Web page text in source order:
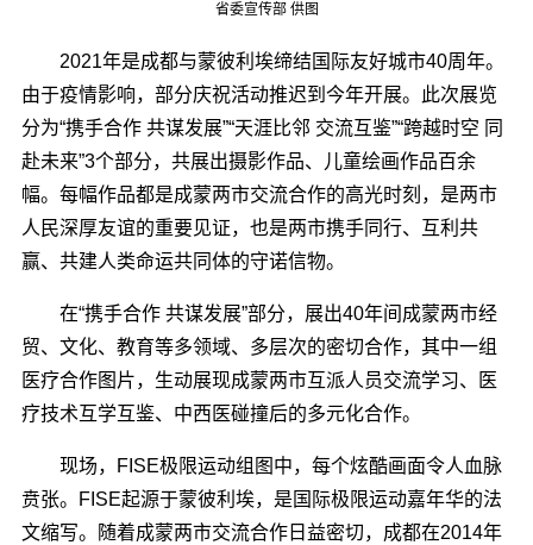
省委宣传部 供图
2021年是成都与蒙彼利埃缔结国际友好城市40周年。
由于疫情影响，部分庆祝活动推迟到今年开展。此次展览
分为“携手合作 共谋发展”“天涯比邻 交流互鉴”“跨越时空 同
赴未来”3个部分，共展出摄影作品、儿童绘画作品百余
幅。每幅作品都是成蒙两市交流合作的高光时刻，是两市
人民深厚友谊的重要见证，也是两市携手同行、互利共
赢、共建人类命运共同体的守诺信物。
在“携手合作 共谋发展”部分，展出40年间成蒙两市经
贸、文化、教育等多领域、多层次的密切合作，其中一组
医疗合作图片，生动展现成蒙两市互派人员交流学习、医
疗技术互学互鉴、中西医碰撞后的多元化合作。
现场，FISE极限运动组图中，每个炫酷画面令人血脉
贲张。FISE起源于蒙彼利埃，是国际极限运动嘉年华的法
文缩写。随着成蒙两市交流合作日益密切，成都在2014年